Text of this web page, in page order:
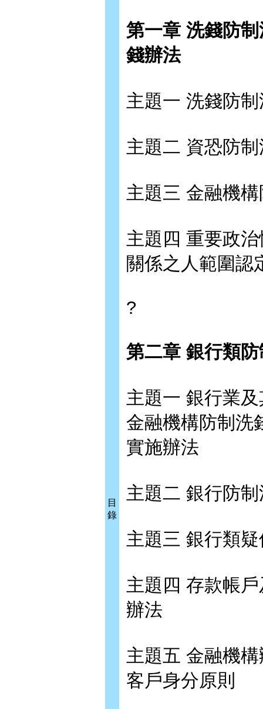
目
錄
第一章 洗錢防
錢辦法
主題一 洗錢防制
主題二 資恐防制
主題三 金融機
主題四 重要政
關係之人範圍認
?
第二章 銀行類
主題一 銀行業
金融機構防制洗
實施辦法
主題二 銀行防
主題三 銀行類
主題四 存款帳
辦法
主題五 金融機
客戶身分原則